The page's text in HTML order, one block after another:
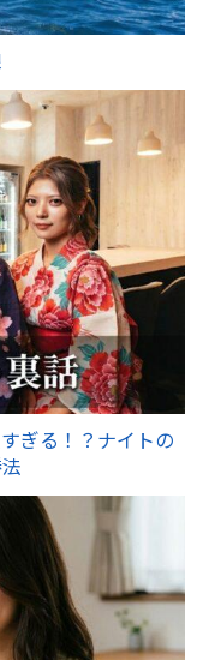
ぎる！？ナイトの